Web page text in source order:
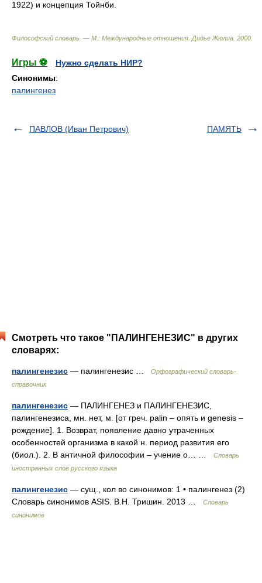
1922) и концепция Тойнби.
Философский словарь. — М.: Международные отношения Дидье Жюлиа 2000
Игры ⚽
Нужно сделать НИР?
Синонимы:
палингенез
ПАВЛОВ (Иван Петрович) ПАМЯТЬ
Смотреть что такое "ПАЛИНГЕНЕЗИС" в других
словарях:
палингенезис — палингенезис …
Орфографический словарь-
справочник
палингенезис — ПАЛИНГЕНЕЗ и ПАЛИНГЕНЕЗИС,
палингенезиса, мн. нет, м. [от греч. palin – опять и genesis –
рождение]. 1. Возврат, появление давно утраченных
особенностей организма в какой н. период развития его
(биол.). 2. В античной философии – учение о… …
Словарь
иностранных слов русского языка
палингенезис — сущ., кол во синонимов: 1 • палингенез (2)
Словарь синонимов ASIS. В.Н. Тришин. 2013 …
Словарь
синонимов